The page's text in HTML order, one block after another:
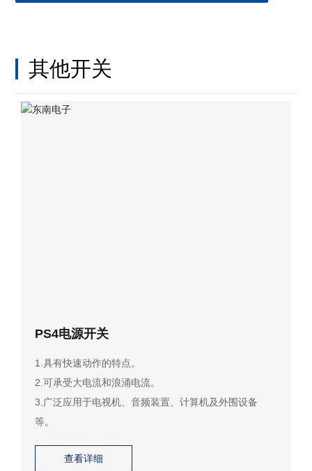
人才招聘
服务与支持
阿里旗舰店
其他开关
PS4电源开关
1.具有快速动作的特点。
2.可承受大电流和浪涌电流。
3.广泛应用于电视机、音频装置、计算机及外围设备
等。
查看详细